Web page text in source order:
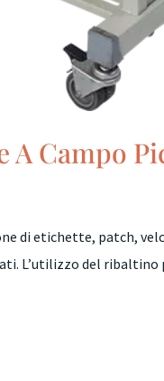
A Campo
di etichette, patch,
L’utilizzo del ribaltino